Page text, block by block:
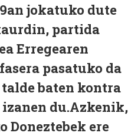
jokatuko dute
partida
Erregearen
pasatuko da
baten kontra
du.Azkenik,
Doneztebek ere